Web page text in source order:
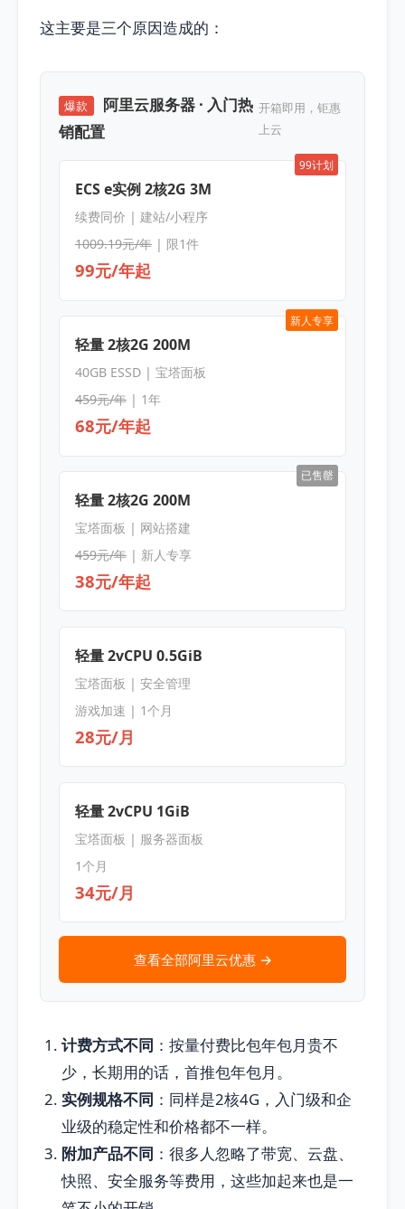
这主要是三个原因造成的：
爆款
阿里云服务器 · 入门热
销配置
开箱即用，钜惠
上云
99计划
ECS e实例 2核2G 3M
续费同价 | 建站/小程序
1009.19元/年| 限1件
99元/年起
新人专享
轻量 2核2G 200M
40GB ESSD | 宝塔面板
459元/年| 1年
68元/年起
已售罄
轻量 2核2G 200M
宝塔面板 | 网站搭建
459元/年| 新人专享
38元/年起
轻量 2vCPU 0.5GiB
宝塔面板 | 安全管理
游戏加速 | 1个月
28元/月
轻量 2vCPU 1GiB
宝塔面板 | 服务器面板
1个月
34元/月
查看全部阿里云优惠 →
计费方式不同 ：按量付费比包年包月贵不
少，长期用的话，首推包年包月。
实例规格不同 ：同样是2核4G，入门级和企
业级的稳定性和价格都不一样。
附加产品不同 ：很多人忽略了带宽、云盘、
快照、安全服务等费用，这些加起来也是一